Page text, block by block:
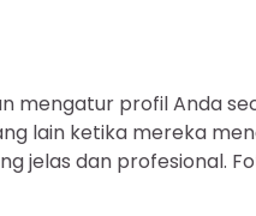
mengatur profil Anda
lain ketika mereka
jelas dan profesional.